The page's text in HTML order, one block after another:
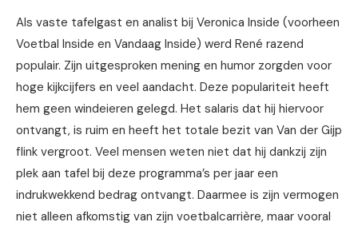
Als vaste tafelgast en analist bij Veronica Inside (voorheen
Voetbal Inside en Vandaag Inside) werd René razend
populair. Zijn uitgesproken mening en humor zorgden voor
hoge kijkcijfers en veel aandacht. Deze populariteit heeft
hem geen windeieren gelegd. Het salaris dat hij hiervoor
ontvangt, is ruim en heeft het totale bezit van Van der Gijp
flink vergroot. Veel mensen weten niet dat hij dankzij zijn
plek aan tafel bij deze programma’s per jaar een
indrukwekkend bedrag ontvangt. Daarmee is zijn vermogen
niet alleen afkomstig van zijn voetbalcarrière, maar vooral